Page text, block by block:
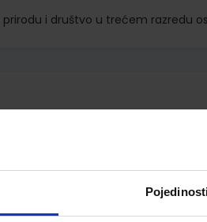
prirodu i društvo u trećem razredu